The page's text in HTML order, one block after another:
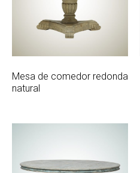
Mesa de comedor redonda
natural